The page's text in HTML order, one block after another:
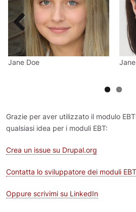
Jane Doe
Previous
Grazie per aver utilizzato il modulo
qualsiasi idea per i moduli EBT:
Crea un issue su Drupal.org
Contatta lo sviluppatore dei moduli EBT
Oppure scrivimi su LinkedIn